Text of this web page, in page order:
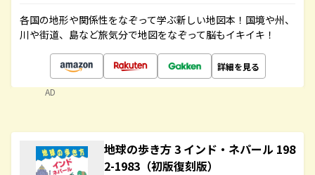
各国の地形や関係性をなぞって学ぶ新しい地図本！国境や州、
川や街道、島など旅気分で地図をなぞって脳もイキイキ！
詳細を見る
AD
地球の歩き方 3 インド・ネパール 198
2-1983（初版復刻版）